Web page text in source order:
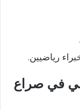
رياضيين.
في صراع